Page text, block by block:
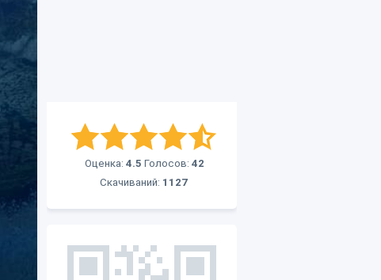
Оценка: 4.5 Голосов: 42
Скачиваний: 1127